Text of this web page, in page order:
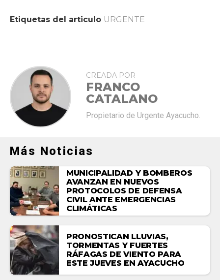
Etiquetas del articulo URGENTE
CREADA POR
FRANCO
CATALANO
Propietario de Urgente Ayacucho.
Más Noticias
MUNICIPALIDAD Y BOMBEROS
AVANZAN EN NUEVOS
PROTOCOLOS DE DEFENSA
CIVIL ANTE EMERGENCIAS
CLIMÁTICAS
PRONOSTICAN LLUVIAS,
TORMENTAS Y FUERTES
RÁFAGAS DE VIENTO PARA
ESTE JUEVES EN AYACUCHO